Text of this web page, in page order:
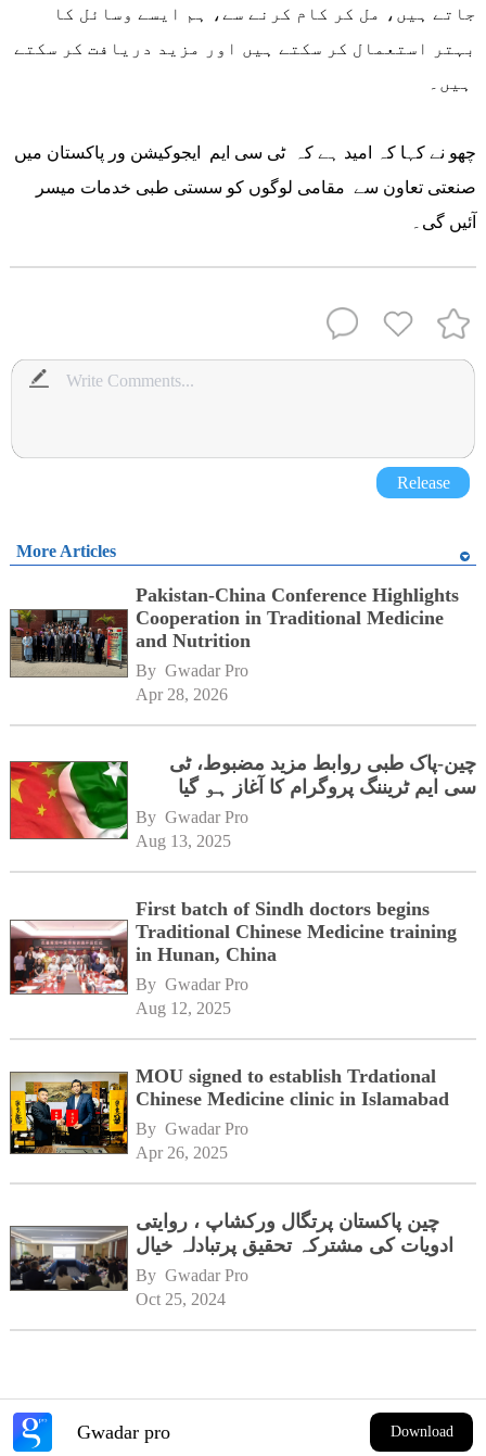
جاتے ہیں، مل کر کام کرنے سے، ہم ایسے وسائل کا
بہتر استعمال کر سکتے ہیں اور مزید دریافت کر سکتے
صنعتی تعاون سے مقامی لوگوں کو سستی طبی خدمات میسر
آئیں گی۔
Release
More Articles
Pakistan-China Conference Highlights
Cooperation in Traditional Medicine
and Nutrition
By Gwadar Pro
Apr 28, 2026
چین-پاک طبی روابط مزید مضبوط، ٹی
سی ایم ٹریننگ پروگرام کا آغاز ہو گیا
By Gwadar Pro
Aug 13, 2025
First batch of Sindh doctors begins
Traditional Chinese Medicine training
in Hunan, China
By Gwadar Pro
Aug 12, 2025
MOU signed to establish Trdational
Chinese Medicine clinic in Islamabad
By Gwadar Pro
Apr 26, 2025
چین پاکستان پرتگال ورکشاپ ، روایتی
ادویات کی مشترکہ تحقیق پرتبادلہ خیال
By Gwadar Pro
Oct 25, 2024
Gwadar pro Download